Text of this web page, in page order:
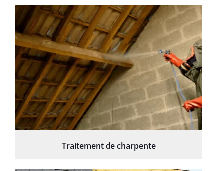
Traitement de charpente